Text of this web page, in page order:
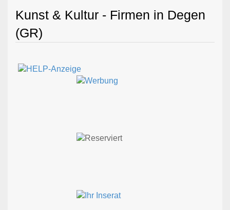
Kunst & Kultur - Firmen in Degen
(GR)